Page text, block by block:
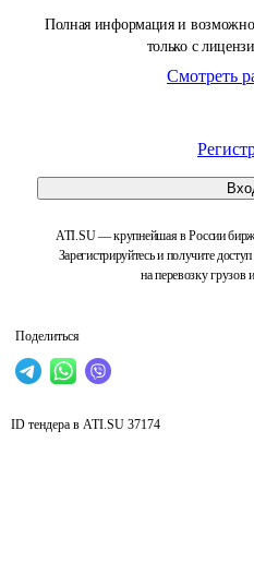
Полная информация и
только с
Смотреть
ATI.SU — крупнейшая в России
Зарегистрируйтесь и получите
на перевозку грузов
Поделиться
ID тендера в ATI.SU 37174